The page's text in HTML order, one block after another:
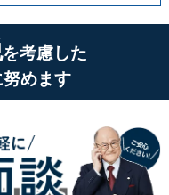
を考慮した
めます